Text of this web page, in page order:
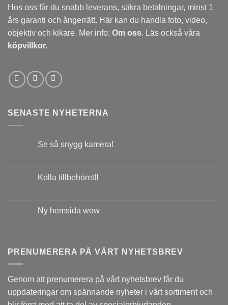
Hos oss får du snabb leverans, säkra betalningar, minst 1
års garanti och ångerrätt. Här kan du handla foto, video,
objektiv och kikare. Mer info: Om oss. Läs också våra
köpvillkor.
SENASTE NYHETERNA
Se så snygg kamera!
Kolla tillbehöret!!
Ny hemsida wow
PRENUMERERA PÅ VÅRT NYHETSBREV
Genom att prenumerera på vårt nyhetsbrev får du
uppdateringar om spännande nyheter i vårt sortiment och